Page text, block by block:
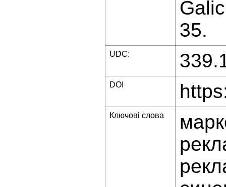
35.
UDC:
DOI
Ключові слова